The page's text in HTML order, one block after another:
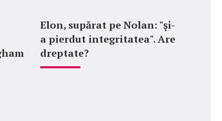
Elon, supărat pe Nolan: "şi-
a pierdut integritatea". Are
dreptate?